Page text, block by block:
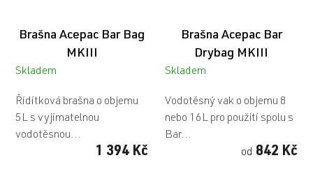
Brašna Acepac Bar Bag
MKIII
Skladem
1 394 Kč
Řídítková brašna o objemu
5L s vyjímatelnou
vodotěsnou...
Brašna Acepac Bar
Drybag MKIII
Skladem
od 842 Kč
Vodotěsný vak o objemu 8
nebo 16L pro použití spolu s
Bar...